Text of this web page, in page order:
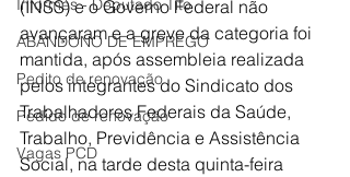
Informes - Deputado Tito
ABANDONO DE EMPREGO
Pedito de renovação
Pedido de renovação
Vagas PCD
(INSS) e o Governo Federal não
avançaram e a greve da categoria foi
mantida, após assembleia realizada
pelos integrantes do Sindicato dos
Trabalhadores Federais da Saúde,
Trabalho, Previdência e Assistência
Social, na tarde desta quinta-feira